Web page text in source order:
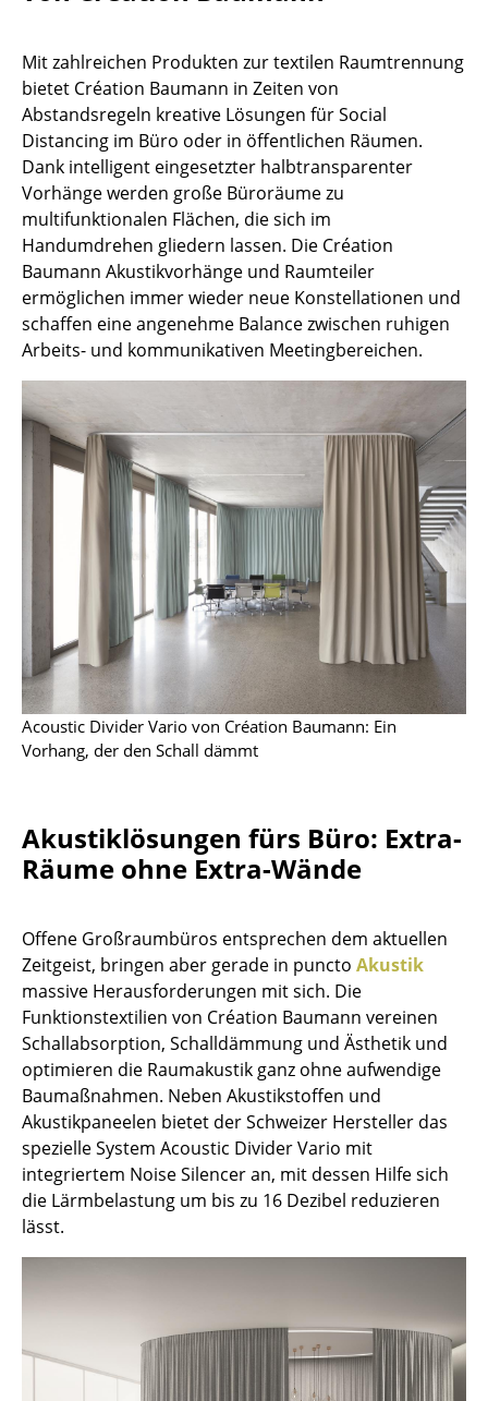
Arbeitsplatz
Management Büro
Konferenzraum
Empfang
Cafeteria
Branchenlösungen
Sicheres Arbeiten
Hersteller & Designer
Hersteller
Artemide
Cassina
Fritz Hansen
Knoll International
Louis Poulsen
Muuto
Richard Lampert
Thonet
USM Haller
Vitra
... alle Hersteller A-Z
Designer
Alvar Aalto
Arne Jacobsen
Charles & Ray Eames
Eero Saarinen
Jean Prouvé
Mit zahlreichen Produkten zur textilen Raumtrennung
bietet Création Baumann in Zeiten von
Abstandsregeln kreative Lösungen für Social
Distancing im Büro oder in öffentlichen Räumen.
Dank intelligent eingesetzter halbtransparenter
Vorhänge werden große Büroräume zu
multifunktionalen Flächen, die sich im
Handumdrehen gliedern lassen. Die Création
Baumann Akustikvorhänge und Raumteiler
ermöglichen immer wieder neue Konstellationen und
schaffen eine angenehme Balance zwischen ruhigen
Arbeits- und kommunikativen Meetingbereichen.
Acoustic Divider Vario von Création Baumann: Ein
Vorhang, der den Schall dämmt
Akustiklösungen fürs Büro: Extra-
Räume ohne Extra-Wände
Offene Großraumbüros entsprechen dem aktuellen
Zeitgeist, bringen aber gerade in puncto Akustik
massive Herausforderungen mit sich. Die
Funktionstextilien von Création Baumann vereinen
Schallabsorption, Schalldämmung und Ästhetik und
optimieren die Raumakustik ganz ohne aufwendige
Baumaßnahmen. Neben Akustikstoffen und
Akustikpaneelen bietet der Schweizer Hersteller das
spezielle System Acoustic Divider Vario mit
integriertem Noise Silencer an, mit dessen Hilfe sich
die Lärmbelastung um bis zu 16 Dezibel reduzieren
lässt.